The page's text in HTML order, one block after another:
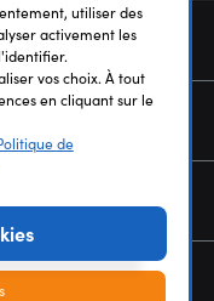
utiliser des
activement les
vos choix. À tout
en cliquant sur le
de